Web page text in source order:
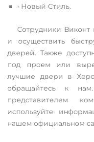
• Новый Стиль.
Сотрудники Виконт
и осуществить
дверей. Также
под проем или
лучшие двери в
обращайтесь к
представителем
используйте
нашем официальном